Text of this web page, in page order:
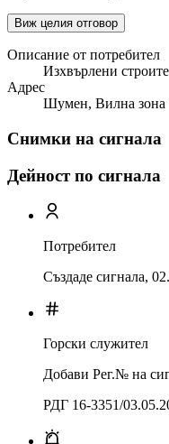
Виж целия отговор
Описание от потребител
Изхвърлени
Адрес
Шумен, Вилна зона
Снимки на сигнала
Дейност по сигнала
Потребител
Създаде сигнала,
Горски служител
Добави Рег.№ на
РДГ 16-3351/